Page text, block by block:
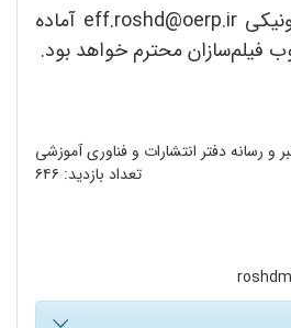
همچنین نشانی الکترونیکی eff.roshd@oerp.ir آماده
فیلم‌سازان محترم ‌خواهد بود.
و رسانه دفتر انتشارات و فناوری آموزشی
تعداد بازدید: ۶۴۶